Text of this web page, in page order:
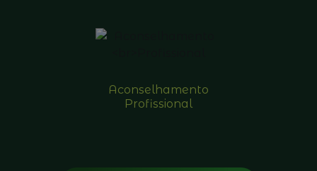
Aconselhamento
Profissional